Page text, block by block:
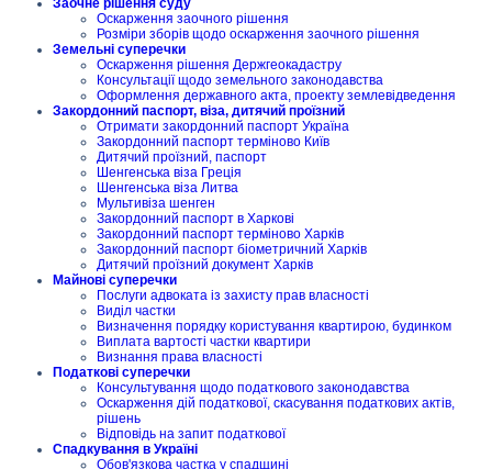
Заочне рішення суду
Оскарження заочного рішення
Розміри зборів щодо оскарження заочного рішення
Земельні суперечки
Оскарження рішення Держгеокадастру
Консультації щодо земельного законодавства
Оформлення державного акта, проекту землевідведення
Закордонний паспорт, віза, дитячий проїзний
Отримати закордонний паспорт Україна
Закордонний паспорт терміново Київ
Дитячий проїзний, паспорт
Шенгенська віза Греція
Шенгенська віза Литва
Мультивіза шенген
Закордонний паспорт в Харкові
Закордонний паспорт терміново Харків
Закордонний паспорт біометричний Харків
Дитячий проїзний документ Харків
Майнові суперечки
Послуги адвоката із захисту прав власності
Виділ частки
Визначення порядку користування квартирою, будинком
Виплата вартості частки квартири
Визнання права власності
Податкові суперечки
Консультування щодо податкового законодавства
Оскарження дій податкової, скасування податкових актів,
рішень
Відповідь на запит податкової
Спадкування в Україні
Обов'язкова частка у спадщині